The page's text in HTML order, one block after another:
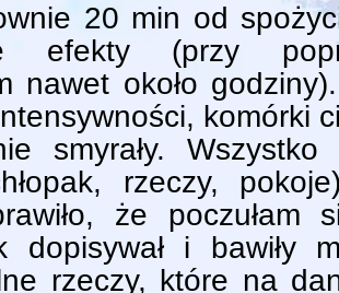
20 min od
efekty (przy
nawet około
komórki
smyrały. Wszystko
rzeczy,
że poczułam
dopisywał i bawiły
rzeczy, które na